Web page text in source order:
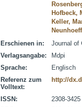
Hofbeck,
Keller,
Erschienen in:
Journal of
Verlagsangabe:
Mdpi
Sprache:
Englisch
Referenz zum
Volltext:
http://
ISSN:
2308-3425